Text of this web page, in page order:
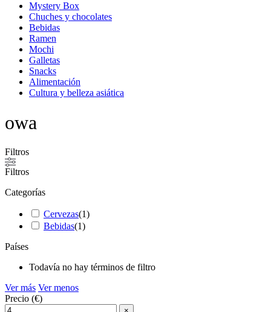
Mystery Box
Chuches y chocolates
Bebidas
Ramen
Mochi
Galletas
Snacks
Alimentación
Cultura y belleza asiática
owa
Filtros
Filtros
Categorías
Cervezas(1)
Bebidas(1)
Países
Todavía no hay términos de filtro
Ver más Ver menos
Precio (€)